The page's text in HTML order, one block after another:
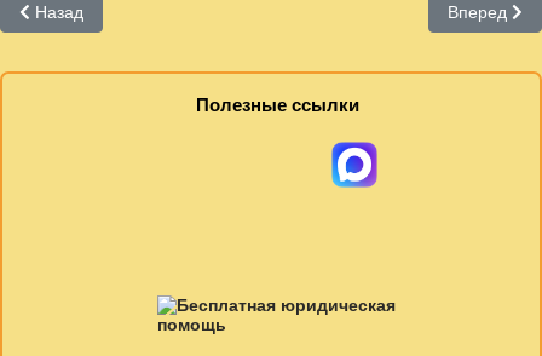
Предыдущий: Ноябрь 2020
Назад Вперед
Полезные ссылки